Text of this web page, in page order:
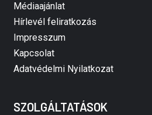
Médiaajánlat
Hírlevél feliratkozás
Impresszum
Kapcsolat
Adatvédelmi Nyilatkozat
SZOLGÁLTATÁSOK